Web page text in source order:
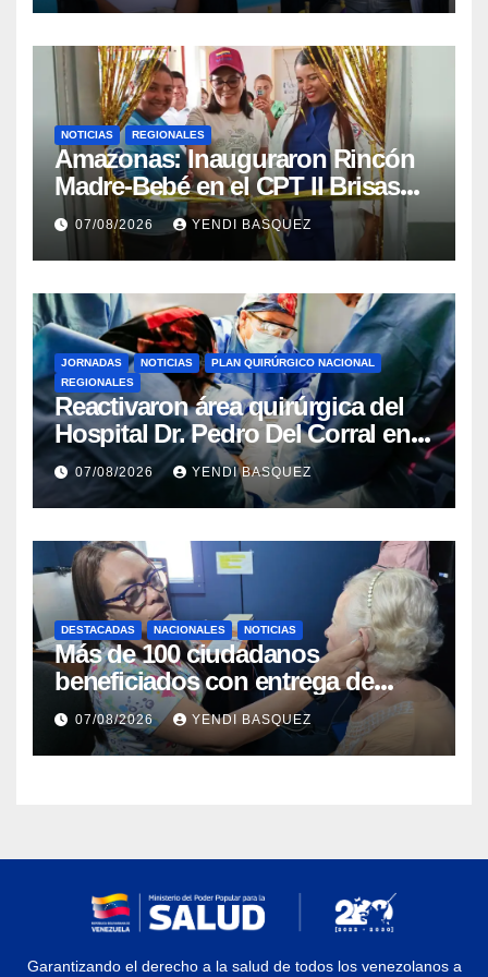
NOTICIAS REGIONALES
​Amazonas: Inauguraron Rincón
Madre-Bebé en el CPT II Brisas
del Aeropuerto ​Inauguraron
Rincón
07/08/2026 YENDI BASQUEZ
JORNADAS NOTICIAS
PLAN QUIRÚRGICO NACIONAL
REGIONALES
Reactivaron área quirúrgica del
Hospital Dr. Pedro Del Corral en
Guárico
07/08/2026 YENDI BASQUEZ
DESTACADAS NACIONALES NOTICIAS
Más de 100 ciudadanos
beneficiados con entrega de
prótesis auditivas en el Centro de
Rehabilitación J.J. Arvelo
07/08/2026 YENDI BASQUEZ
Garantizando el derecho a la salud de todos los venezolanos a